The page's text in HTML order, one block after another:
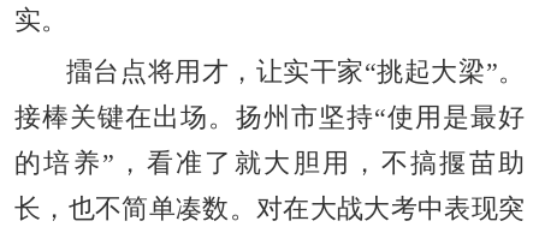
实。
擂台点将用才，让实干家“挑起大梁”。
接棒关键在出场。扬州市坚持“使用是最好
的培养”，看准了就大胆用，不搞揠苗助
长，也不简单凑数。对在大战大考中表现突